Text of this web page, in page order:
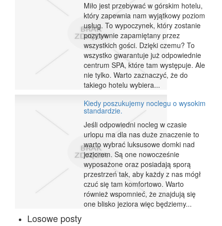
Miło jest przebywać w górskim hotelu,
który zapewnia nam wyjątkowy poziom
usług. To wypoczynek, który zostanie
pozytywnie zapamiętany przez
wszystkich gości. Dzięki czemu? To
wszystko gwarantuje już odpowiednie
centrum SPA, które tam występuje. Ale
nie tylko. Warto zaznaczyć, że do
takiego hotelu wybiera...
Kiedy poszukujemy noclegu o wysokim
standardzie.
Jeśli odpowiedni nocleg w czasie
urlopu ma dla nas duże znaczenie to
warto wybrać luksusowe domki nad
jeziorem. Są one nowocześnie
wyposażone oraz posiadają sporą
przestrzeń tak, aby każdy z nas mógł
czuć się tam komfortowo. Warto
również wspomnieć, że znajdują się
one blisko jeziora więc będziemy...
Losowe posty